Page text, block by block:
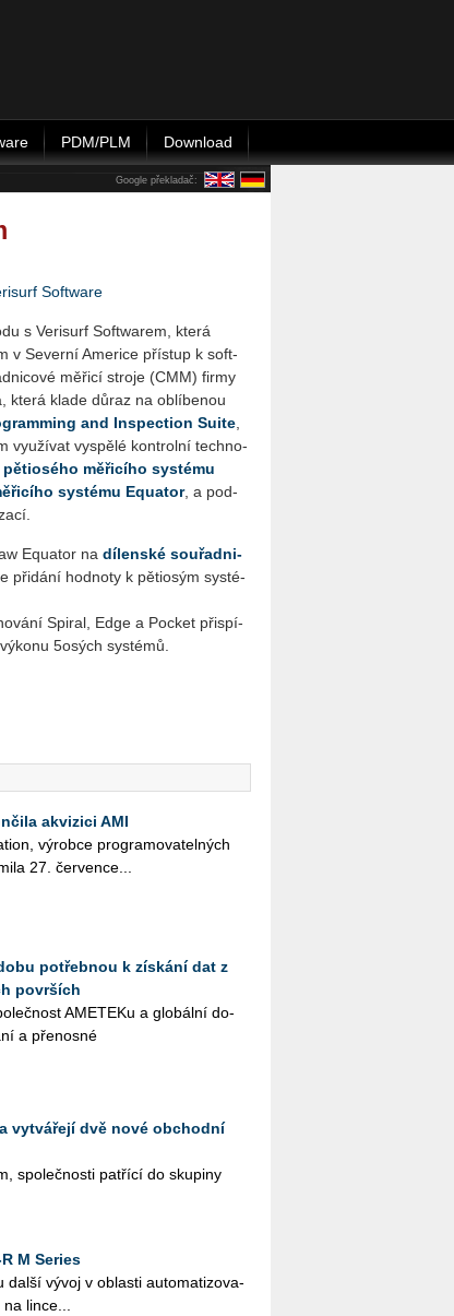
PDM/PLM Download
Google překladač:
Software
s Ve­ri­surf Soft­warem, která
v Se­ver­ní Ame­ri­ce pří­stup k soft­
mě­ři­cí stro­je (CMM) firmy
která klade důraz na ob­lí­be­nou
and In­specti­on Suite
vy­u­ží­vat vy­spě­lé kon­t­rol­ní tech­no­
pě­ti­o­sé­ho mě­ři­cí­ho sys­té­mu
sys­té­mu Equa­tor, a pod­
Equa­tor na dí­len­ské sou­řad­ni­
při­dá­ní hod­no­ty k pě­ti­osým sys­té­
Spi­ral, Edge a Po­cket při­spí­
5osých sys­té­mů.
akvizici AMI
vý­rob­ce pro­gra­mo­va­tel­ných
27. čer­ven­ce...
potřebnou k získání dat z
površích
AME­TE­Ku a glo­bál­ní do­
a pře­nos­né
vytvářejí dvě nové obchodní
spo­leč­nos­ti pa­t­ří­cí do sku­pi­ny
M Series
další vývoj v ob­las­ti au­to­ma­ti­zo­va­
lince...